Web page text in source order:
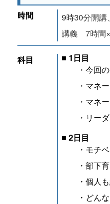
時間
9時30分開講
講義 7時間
科目
■ 1日目
・今回
・マネ
・マネ
・リー
■ 2日目
・モチ
・部下
・個人
・どん